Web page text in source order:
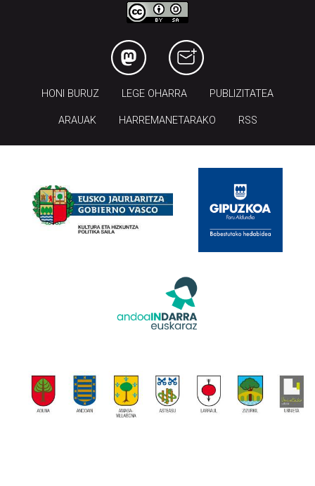
HONI BURUZ LEGE OHARRA PUBLIZITATEA
ARAUAK HARREMANETARAKO RSS